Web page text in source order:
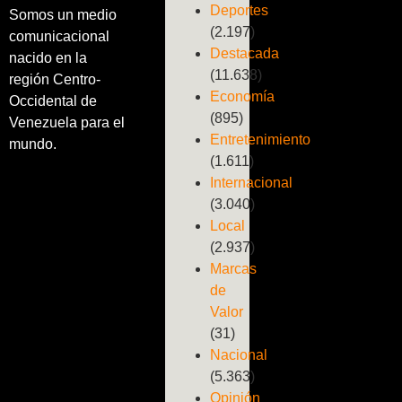
Somos un medio
comunicacional
nacido en la
región Centro-
Occidental de
Venezuela para el
mundo.
Deportes
(2.197)
Destacada
(11.638)
Economía
(895)
Entretenimiento
(1.611)
Internacional
(3.040)
Local
(2.937)
Marcas
de
Valor
(31)
Nacional
(5.363)
Opinión